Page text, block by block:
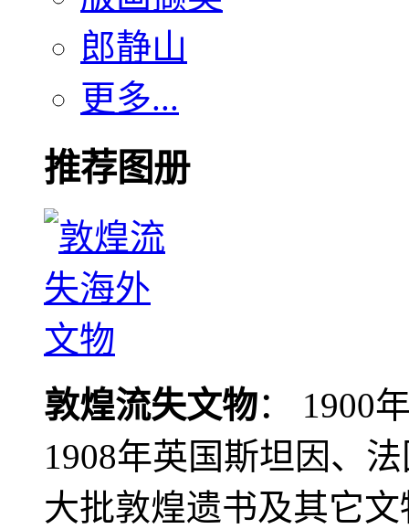
郎静山
更多...
推荐图册
敦煌流失文物： 1900
1908年英国斯坦因、
大批敦煌遗书及其它